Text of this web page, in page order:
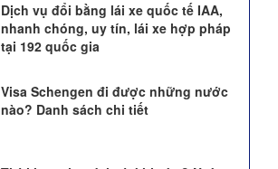
Dịch vụ đổi bằng lái xe quốc tế IAA,
nhanh chóng, uy tín, lái xe hợp pháp
tại 192 quốc gia
Visa Schengen đi được những nước
nào? Danh sách chi tiết